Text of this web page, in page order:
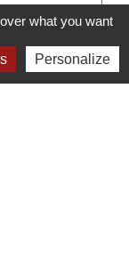
what you want
Personalize